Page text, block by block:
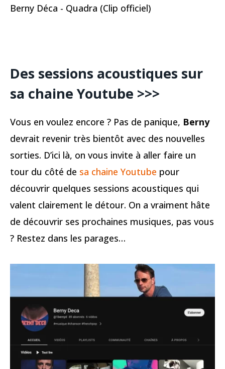
Berny Déca - Quadra (Clip officiel)
Des sessions acoustiques sur
sa chaine Youtube >>>
Vous en voulez encore ? Pas de panique, Berny
devrait revenir très bientôt avec des nouvelles
sorties. D’ici là, on vous invite à aller faire un
tour du côté de sa chaine Youtube pour
découvrir quelques sessions acoustiques qui
valent clairement le détour. On a vraiment hâte
de découvrir ses prochaines musiques, pas vous
? Restez dans les parages…